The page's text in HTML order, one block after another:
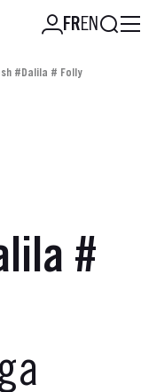
FREN
#Dalila # Folly
#